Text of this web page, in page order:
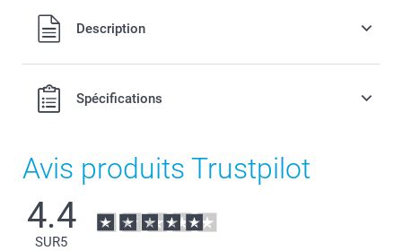
0,30 / pièce
Choisissez une enveloppe de couleur, pour
des cartes encore plus attrayantes
Tous les prix sont en EURO (€), TVA incluse et hors frais de
port.
Description
Spécifications
Avis produits Trustpilot
4.4
SUR5